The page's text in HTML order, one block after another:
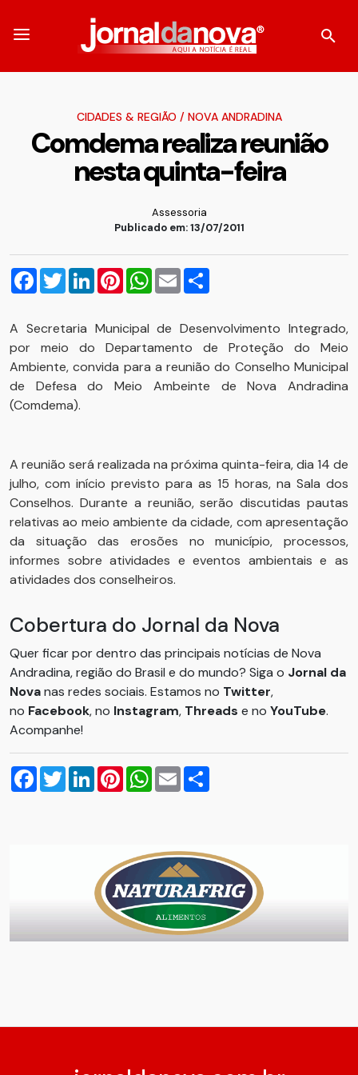
CIDADES & REGIÃO / NOVA ANDRADINA
Comdema realiza reunião
nesta quinta-feira
Assessoria
Publicado em: 13/07/2011
Facebook
TwitterLinkedInPinterestWhatsApp
Email
A Secretaria Municipal de Desenvolvimento Integrado,
por meio do Departamento de Proteção do Meio
Ambiente, convida para a reunião do Conselho Municipal
de Defesa do Meio Ambeinte de Nova Andradina
(Comdema).
A reunião será realizada na próxima quinta-feira, dia 14 de
julho, com início previsto para as 15 horas, na Sala dos
Conselhos. Durante a reunião, serão discutidas pautas
relativas ao meio ambiente da cidade, com apresentação
da situação das erosões no município, processos,
informes sobre atividades e eventos ambientais e as
atividades dos conselheiros.
Cobertura do Jornal da Nova
Quer ficar por dentro das principais notícias de Nova
Andradina, região do Brasil e do mundo? Siga o Jornal da
Novanas redes sociais. Estamos no Twitter,
no Facebook, no Instagram, Threads e no YouTube.
Acompanhe!
Facebook
TwitterLinkedInPinterestWhatsApp
Email